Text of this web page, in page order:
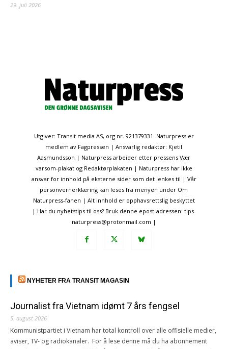
29. juli 2026
Utgiver: Transit media AS, org.nr. 921379331. Naturpress er
medlem av Fagpressen | Ansvarlig redaktør: Kjetil
Aasmundsson | Naturpress arbeider etter pressens Vær
varsom-plakat og Redaktørplakaten | Naturpress har ikke
ansvar for innhold på eksterne sider som det lenkes til | Vår
personvernerklæring kan leses fra menyen under Om
Naturpress-fanen | Alt innhold er opphavsrettslig beskyttet
| Har du nyhetstips til oss? Bruk denne epost-adressen: tips-
naturpress@protonmail.com |
NYHETER FRA TRANSIT MAGASIN
Journalist fra Vietnam idømt 7 års fengsel
5. august 2026
Kommunistpartiet i Vietnam har total kontroll over alle offisielle medier,
aviser, TV- og radiokanaler. For å lese denne må du ha abonnement